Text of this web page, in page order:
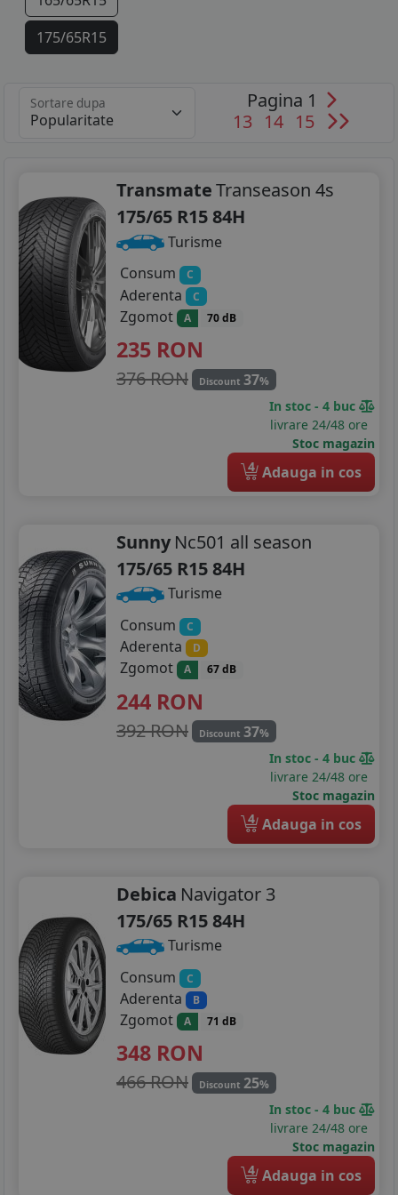
175/65R15
185/60R15
195/60R15
195/65R15
195/70R15
205/55R15
205/60R15
185/55R16
185/75R16
195/45R16
195/50R16
195/55R16
205/55R16
205/60R16
205/65R16
215/55R16
Sortare dupa
Pagina 1
13 14 15
TransmateTranseason 4s
175/65 R15 84H
Turisme
Consum
C
Aderenta C
Zgomot A 70 dB
235 RON
376 RON Discount 37%
In stoc - 4 buc
livrare 24/48 ore
Stoc magazin
4 Adauga in cos
Sunny Nc501 all season
175/65 R15 84H
Turisme
Consum
C
Aderenta D
Zgomot A 67 dB
244 RON
392 RON Discount 37%
In stoc - 4 buc
livrare 24/48 ore
Stoc magazin
4 Adauga in cos
Debica Navigator 3
175/65 R15 84H
Turisme
Consum
C
Aderenta B
Zgomot A 71 dB
348 RON
466 RON Discount 25%
In stoc - 4 buc
livrare 24/48 ore
Stoc magazin
4 Adauga in cos